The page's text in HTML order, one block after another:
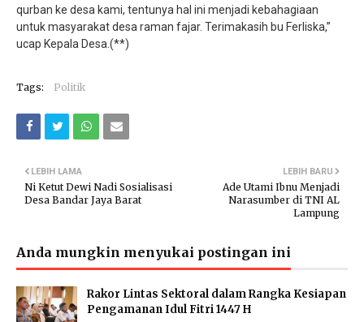
qurban ke desa kami, tentunya hal ini menjadi kebahagiaan
untuk masyarakat desa raman fajar. Terimakasih bu Ferliska,”
ucap Kepala Desa.(**)
Tags: Politik
LEBIH BARU
Ade Utami Ibnu Menjadi
Narasumber di TNI AL
Lampung
LEBIH LAMA
Ni Ketut Dewi Nadi Sosialisasi
Desa Bandar Jaya Barat
Anda mungkin menyukai postingan ini
Rakor Lintas Sektoral dalam Rangka Kesiapan
Pengamanan Idul Fitri 1447 H